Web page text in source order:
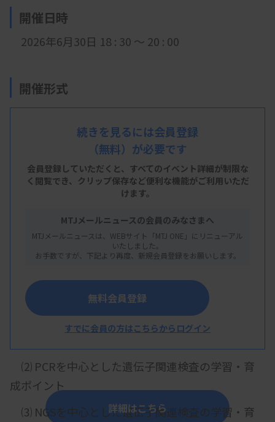
開催日時
2026年6月30日 18 : 30 ～ 20 : 00
開催形式
LIVE配信
主 催
東京都臨床検査技師会
概 要
・講演：染色体・遺伝子関連検査の学習・育成ポイ
ント
⑵ PCRを中心とした遺伝子関連検査の学習・育
成ポイント
⑶ NGSを中心とした遺伝子関連検査の学習・育
詳細はこちら
続きを見るには会員登録
（無料）が必要です
会員登録していただくと、すべてのイベント詳細が制限な
く閲覧でき、 クリップ保存など便利な機能がご利用いただ
けます。
MTJメールニュースの会員のみなさまへ
MTJメールニュースは、WEBサイト「MTJ ONE」にリニューアル
いたしました。
お手数ですが、下記より再度、新規会員登録をお願いします。
無料会員登録
すでに会員の方はこちらからログイン